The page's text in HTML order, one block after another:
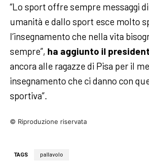
“Lo sport offre sempre messaggi
umanità e dallo sport esce molto
l’insegnamento che nella vita
sempre”, ha aggiunto il
ancora alle ragazze di Pisa per il
insegnamento che ci danno con
sportiva”.
© Riproduzione riservata
TAGS pallavolo